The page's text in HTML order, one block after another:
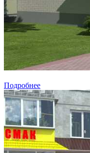
Подробнее